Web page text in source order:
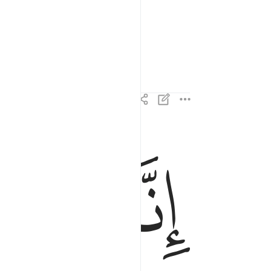
إِنَّا سَخَّرْنَا ٱلْجِبَالَ مَعَهُۥ يُسَبِّحْنَ بِٱلْعَشِىِّ وَٱلْإِشْرَاقِ ١٨
ﱎ